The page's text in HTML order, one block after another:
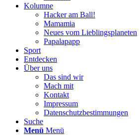
Kolumne
Hacker am Ball!
Mamamia
Neues vom Lieblingsplaneten
Papalapapp
Sport
Entdecken
Über uns
Das sind wir
Mach mit
Kontakt
Impressum
Datenschutzbestimmungen
Suche
Menü Menü